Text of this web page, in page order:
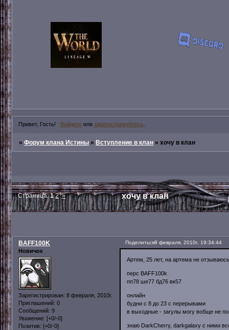
Привет, Гость! Войдитеили зарегистрируйтесь
»Форум клана Истины »Вступление в клан »хочу в клан
хочу в клан
Страница:1 2 »
Поделиться8 февраля, 2010г. 19:34:44
BAFF100K
Новичок
Зарегистрирован: 8 февраля, 2010г.
Приглашений: 0
Сообщений: 9
Уважение: [+0/-0]
Позитив: [+0/-0]
Артем, 25 лет, на артема не
перс BAFF100k
пп78 ше77 бд76 вк57
онлайн
будни с 8 до 23 с перерывами
в выходные - загулы могу вобще не
знаю DarkCherry, darkgalaxy с ними